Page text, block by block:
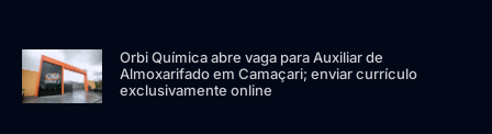
Orbi Química abre vaga para Auxiliar de
Almoxarifado em Camaçari; enviar currículo
exclusivamente online